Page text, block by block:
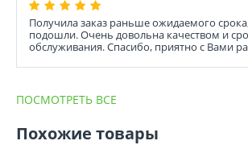
Получила заказ раньше ожидаемого
подошли. Очень довольна качеством и
обслуживания. Спасибо, приятно с Вами
ПОСМОТРЕТЬ ВСЕ
Похожие товары